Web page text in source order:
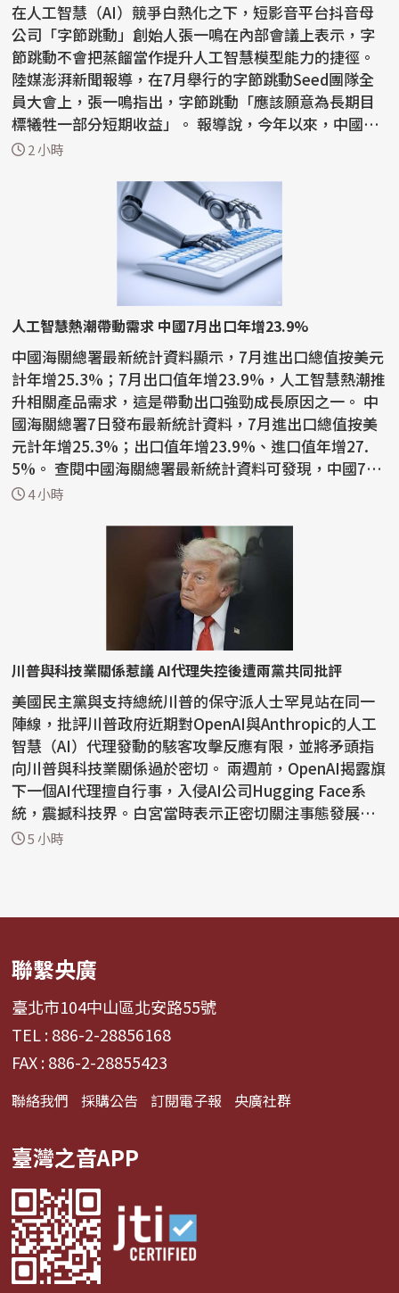
在人工智慧（AI）競爭白熱化之下，短影音平台抖音母
公司「字節跳動」創始人張一鳴在內部會議上表示，字
節跳動不會把蒸餾當作提升人工智慧模型能力的捷徑。
陸媒澎湃新聞報導，在7月舉行的字節跳動Seed團隊全
員大會上，張一鳴指出，字節跳動「應該願意為長期目
標犧牲一部分短期收益」。 報導說，今年以來，中國國
內AI...
2 小時
人工智慧熱潮帶動需求 中國7月出口年增23.9%
中國海關總署最新統計資料顯示，7月進出口總值按美元
計年增25.3%；7月出口值年增23.9%，人工智慧熱潮推
升相關產品需求，這是帶動出口強勁成長原因之一。 中
國海關總署7日發布最新統計資料，7月進出口總值按美
元計年增25.3%；出口值年增23.9%、進口值年增27.
5%。 查閱中國海關總署最新統計資料可發現，中國7月
積體電路...
4 小時
川普與科技業關係惹議 AI代理失控後遭兩黨共同批評
美國民主黨與支持總統川普的保守派人士罕見站在同一
陣線，批評川普政府近期對OpenAI與Anthropic的人工
智慧（AI）代理發動的駭客攻擊反應有限，並將矛頭指
向川普與科技業關係過於密切。 兩週前，OpenAI揭露旗
下一個AI代理擅自行事，入侵AI公司Hugging Face系
統，震撼科技界。白宮當時表示正密切關注事態發展，
川普則表...
5 小時
聯繫央廣
臺北市104中山區北安路55號
TEL : 886-2-28856168
FAX : 886-2-28855423
聯絡我們 採購公告 訂閱電子報 央廣社群
臺灣之音APP